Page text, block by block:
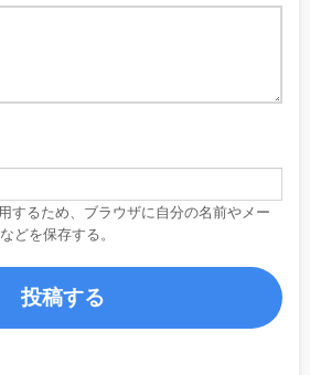
するため、ブラウザに自分の名前やメー
どを保存する。